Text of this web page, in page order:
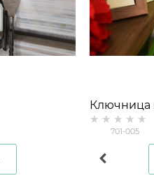
Ключница
701-005